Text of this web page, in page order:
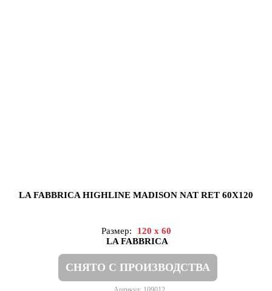
LA FABBRICA HIGHLINE MADISON NAT RET 60X120
Размер:
120 x 60
LA FABBRICA
СНЯТО С ПРОИЗВОДСТВА